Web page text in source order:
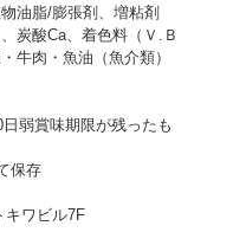
油脂/膨張剤、増粘剤
炭酸Ca、着色料（Ｖ.Ｂ
牛肉・魚油（魚介類）
弱賞味期限が残ったも
保存
ワビル7F